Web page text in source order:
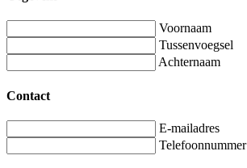
Voornaam
Tussenvoegsel
Achternaam
Contact
E-mailadres
Telefoonnummer